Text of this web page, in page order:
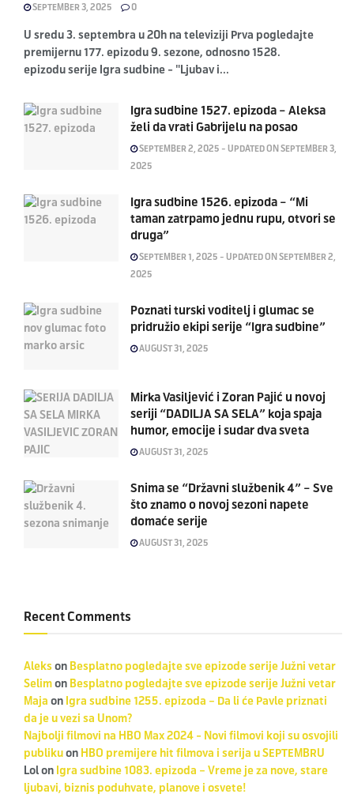
SEPTEMBER 3, 2025 0
U sredu 3. septembra u 20h na televiziji Prva pogledajte
premijernu 177. epizodu 9. sezone, odnosno 1528.
epizodu serije Igra sudbine - "Ljubav i...
Igra sudbine 1527. epizoda – Aleksa
želi da vrati Gabrijelu na posao
SEPTEMBER 2, 2025 - UPDATED ON SEPTEMBER 3,
2025
Igra sudbine 1526. epizoda – “Mi
taman zatrpamo jednu rupu, otvori se
druga”
SEPTEMBER 1, 2025 - UPDATED ON SEPTEMBER 2,
2025
Poznati turski voditelj i glumac se
pridružio ekipi serije “Igra sudbine”
AUGUST 31, 2025
Mirka Vasiljević i Zoran Pajić u novoj
seriji “DADILJA SA SELA” koja spaja
humor, emocije i sudar dva sveta
AUGUST 31, 2025
Snima se “Državni službenik 4” – Sve
što znamo o novoj sezoni napete
domaće serije
AUGUST 31, 2025
Recent Comments
Alekson Besplatno pogledajte sve epizode serije Južni vetar
Selimon Besplatno pogledajte sve epizode serije Južni vetar
Maja on Igra sudbine 1255. epizoda – Da li će Pavle priznati
da je u vezi sa Unom?
Najbolji filmovi na HBO Max 2024 - Novi filmovi koji su osvojili
publikuon HBO premijere hit filmova i serija u SEPTEMBRU
Lolon Igra sudbine 1083. epizoda – Vreme je za nove, stare
ljubavi, biznis poduhvate, planove i osvete!